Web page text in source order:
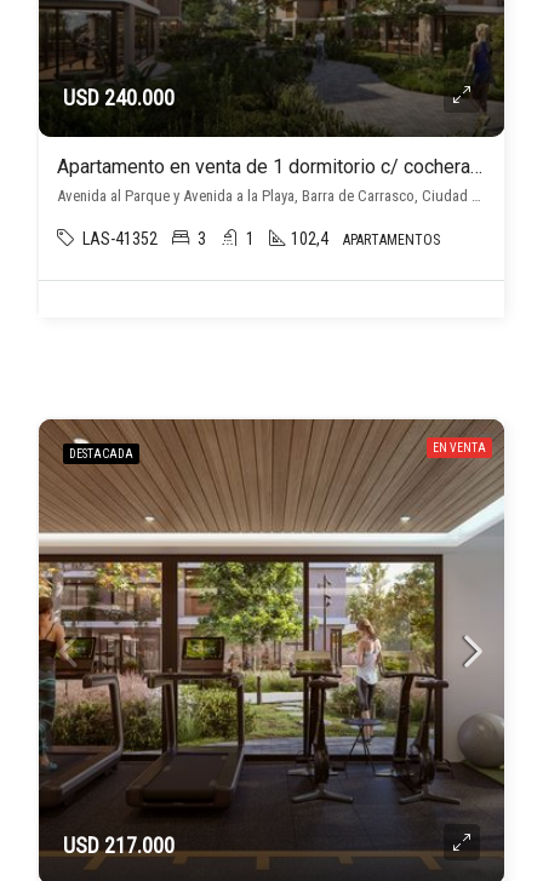
USD 240.000
Apartamento en venta de 1 dormitorio c/ cochera en Barra de Carrasco
Avenida al Parque y Avenida a la Playa, Barra de Carrasco, Ciudad de la Costa
LAS-41352 3 1 102,4 APARTAMENTOS
DESTACADA EN VENTA
USD 217.000